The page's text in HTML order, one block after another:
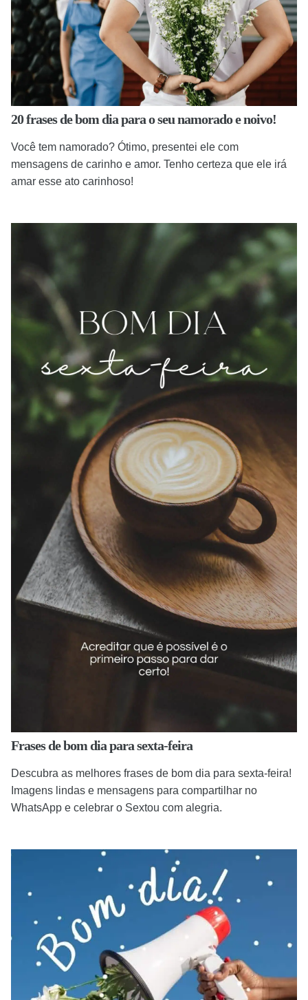
20 frases de bom dia para o seu namorado e noivo!
Você tem namorado? Ótimo, presentei ele com
mensagens de carinho e amor. Tenho certeza que ele irá
amar esse ato carinhoso!
Frases de bom dia para sexta-feira
Descubra as melhores frases de bom dia para sexta-feira!
Imagens lindas e mensagens para compartilhar no
WhatsApp e celebrar o Sextou com alegria.